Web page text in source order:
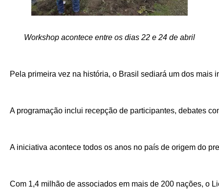
Workshop acontece entre os dias 22 e 24 de abril
Pela primeira vez na história, o Brasil sediará um dos
A programação inclui recepção de participantes, debates
A iniciativa acontece todos os anos no país de origem do
Com 1,4 milhão de associados em mais de 200 nações, o